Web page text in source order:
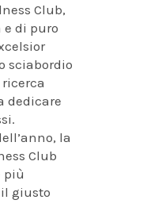
Club,
e di puro
sciabordio
dedicare
la
Club
più
giusto